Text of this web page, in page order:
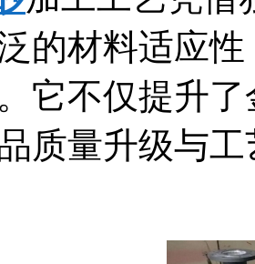
的材料适应
它不仅提升
质量升级与